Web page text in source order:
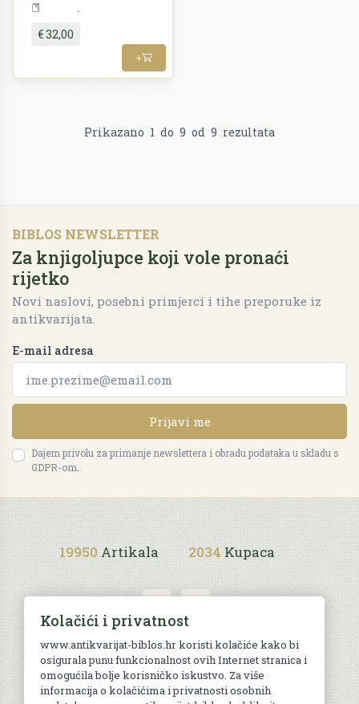
€ 32,00
+
Prikazano 1 do 9 od 9 rezultata
BIBLOS NEWSLETTER
Za knjigoljupce koji vole pronaći
rijetko
Novi naslovi, posebni primjerci i tihe preporuke iz
antikvarijata.
E-mail adresa
Prijavi me
Dajem privolu za primanje newslettera i obradu podataka u skladu s
GDPR-om.
19950 Artikala 2034 Kupaca
Uvjeti kupnje
Kolačići i privatnost
www.antikvarijat-biblos.hr koristi kolačiće kako bi
osigurala punu funkcionalnost ovih Internet stranica i
omogućila bolje korisničko iskustvo. Za više
informacija o kolačićima i privatnosti osobnih